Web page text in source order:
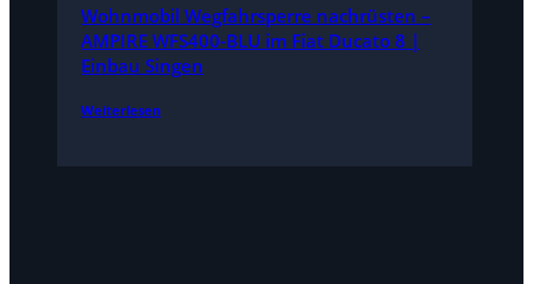
Wohnmobil Wegfahrsperre nachrüsten –
AMPIRE WFS400-BLU im Fiat Ducato 8 |
Einbau Singen
Weiterlesen